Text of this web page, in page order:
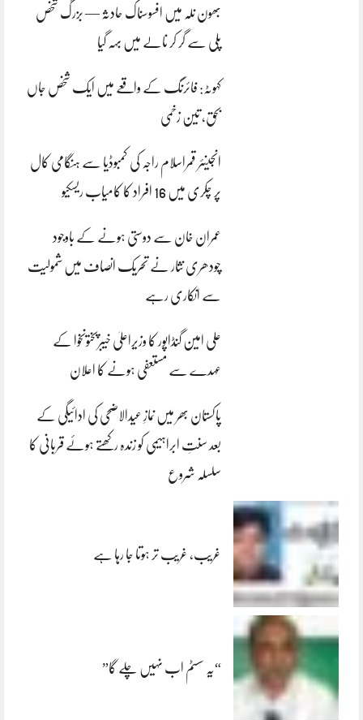
بھون نلہ میں افسوسناک حادثہ — بزرگ شخص
پلی سے گر کر نالے میں بہہ گیا
کہوٹہ: فائرنگ کے واقعے میں ایک شخص جاں
بحق، تین زخمی
انجینئر قمراسلام راجہ کی کمبوڈیا سے ہنگامی کال
پر چکری میں 16 افراد کا کامیاب ریسکیو
عمران خان سے دوستی ہونے کے باوجود
چودھری نثار نے تحریک انصاف میں شمولیت
سے انکاری رہے
علی امین گنڈاپور کا وزیراعلیٰ خیبرپختونخوا کے
عہدے سے مستعفی ہونے کا اعلان
پاکستان بھر میں نمازِ عیدالاضحی کی ادائیگی کے
بعد سنتِ ابراہیمی کو زندہ رکھتے ہوئے قربانی کا
سلسلہ شروع
غریب، غریب تر ہوتا جا رہا ہے
“یہ سسٹم اب نہیں چلے گا”